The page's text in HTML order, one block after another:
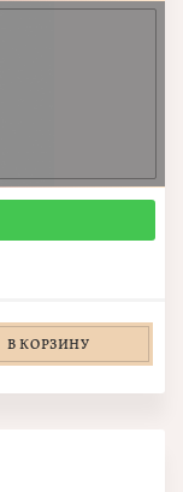
В КОРЗИНУ